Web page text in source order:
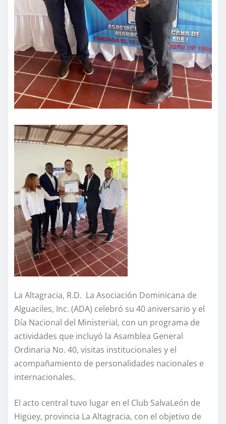
La Altagracia, R.D. La Asociación Dominicana de
Alguaciles, Inc. (ADA) celebró su 40 aniversario y el
Día Nacional del Ministerial, con un programa de
actividades que incluyó la Asamblea General
Ordinaria No. 40, visitas institucionales y el
acompañamiento de personalidades nacionales e
internacionales.
El acto central tuvo lugar en el Club SalvaLeón de
Higüey, provincia La Altagracia, con el objetivo de